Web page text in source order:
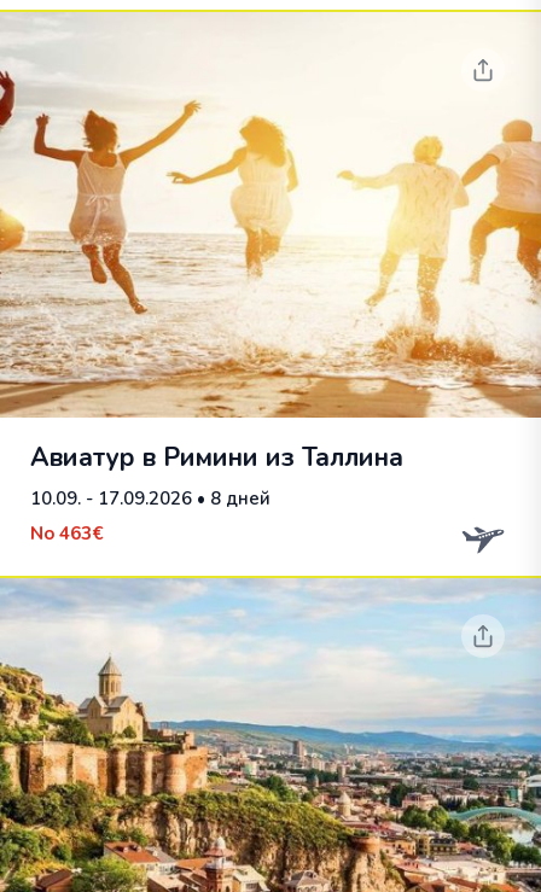
Авиатур в Римини из Таллина
10.09. - 17.09.2026 • 8 дней
No 463€